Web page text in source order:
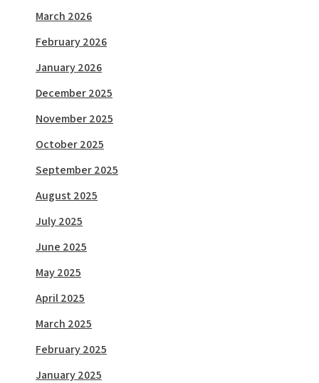
March 2026
February 2026
January 2026
December 2025
November 2025
October 2025
September 2025
August 2025
July 2025
June 2025
May 2025
April 2025
March 2025
February 2025
January 2025